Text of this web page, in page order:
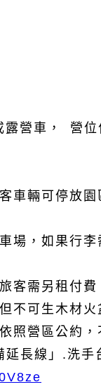
露營車， 營位
車輛可停放
場，如果行李
客需另租付費
不可生木材火
照營區公約，
長線」.洗手